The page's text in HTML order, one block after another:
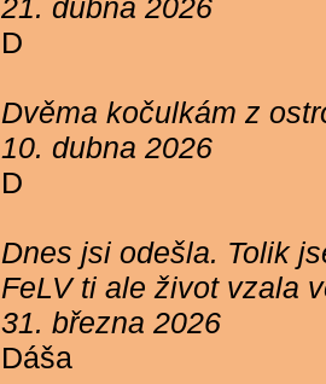
21. dubna 2026
D
Dvěma kočulkám z
10. dubna 2026
D
Dnes jsi odešla. Tolik
FeLV ti ale život vzala
31. března 2026
Dáša